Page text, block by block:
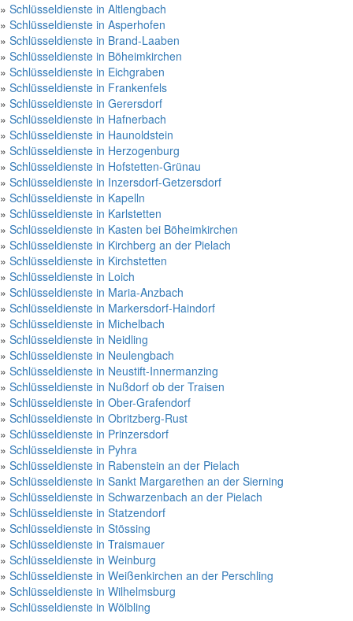
» Schlüsseldienste in Altlengbach
» Schlüsseldienste in Asperhofen
» Schlüsseldienste in Brand-Laaben
» Schlüsseldienste in Böheimkirchen
» Schlüsseldienste in Eichgraben
» Schlüsseldienste in Frankenfels
» Schlüsseldienste in Gerersdorf
» Schlüsseldienste in Hafnerbach
» Schlüsseldienste in Haunoldstein
» Schlüsseldienste in Herzogenburg
» Schlüsseldienste in Hofstetten-Grünau
» Schlüsseldienste in Inzersdorf-Getzersdorf
» Schlüsseldienste in Kapelln
» Schlüsseldienste in Karlstetten
» Schlüsseldienste in Kasten bei Böheimkirchen
» Schlüsseldienste in Kirchberg an der Pielach
» Schlüsseldienste in Kirchstetten
» Schlüsseldienste in Loich
» Schlüsseldienste in Maria-Anzbach
» Schlüsseldienste in Markersdorf-Haindorf
» Schlüsseldienste in Michelbach
» Schlüsseldienste in Neidling
» Schlüsseldienste in Neulengbach
» Schlüsseldienste in Neustift-Innermanzing
» Schlüsseldienste in Nußdorf ob der Traisen
» Schlüsseldienste in Ober-Grafendorf
» Schlüsseldienste in Obritzberg-Rust
» Schlüsseldienste in Prinzersdorf
» Schlüsseldienste in Pyhra
» Schlüsseldienste in Rabenstein an der Pielach
» Schlüsseldienste in Sankt Margarethen an der Sierning
» Schlüsseldienste in Schwarzenbach an der Pielach
» Schlüsseldienste in Statzendorf
» Schlüsseldienste in Stössing
» Schlüsseldienste in Traismauer
» Schlüsseldienste in Weinburg
» Schlüsseldienste in Weißenkirchen an der Perschling
» Schlüsseldienste in Wilhelmsburg
» Schlüsseldienste in Wölbling